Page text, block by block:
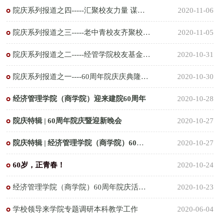
院庆系列报道之四-----汇聚校友力量 谋划学院发展 2020-11-06
院庆系列报道之三-----老中青校友齐聚校园畅叙情谊 2020-11-05
院庆系列报道之二-----经管学院校友基金正式启动 2020-10-31
院庆系列报道之一----60周年院庆庆典隆重举行 2020-10-30
经济管理学院（商学院）迎来建院60周年 2020-10-28
院庆特辑 | 60周年院庆暨迎新晚会 2020-10-27
院庆特辑 | 经济管理学院（商学院）60周年院庆捐赠留念 2020-10-27
60岁，正青春！ 2020-10-24
经济管理学院（商学院）60周年院庆活动安排 2020-10-23
学校领导来学院专题调研本科教学工作 2020-06-04